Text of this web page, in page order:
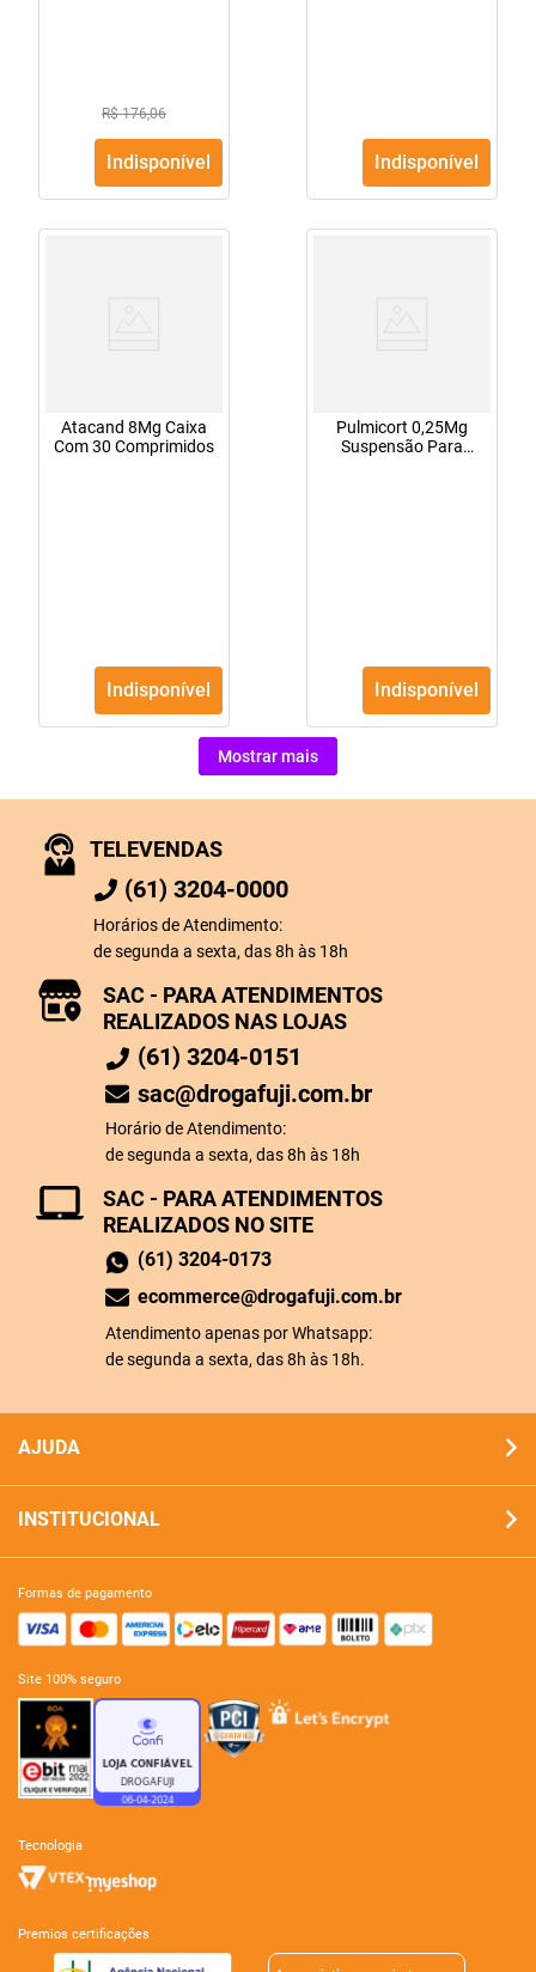
R$ 176,06
Indisponível Indisponível
Atacand 8Mg Caixa
Com 30 Comprimidos
Indisponível
Pulmicort 0,25Mg
Suspensão Para
Indisponível
Mostrar mais
TELEVENDAS
(61) 3204-0000
Horários de Atendimento:
de segunda a sexta, das 8h às 18h
SAC - PARA ATENDIMENTOS
REALIZADOS NO SITE
(61) 3204-0173
ecommerce@drogafuji.com.br
Atendimento apenas por Whatsapp:
de segunda a sexta, das 8h às 18h.
SAC - PARA ATENDIMENTOS
REALIZADOS NAS LOJAS
(61) 3204-0151
sac@drogafuji.com.br
Horário de Atendimento:
de segunda a sexta, das 8h às 18h
AJUDA
INSTITUCIONAL
formas de pagamento
site 100% seguro
tecnologia
premios certificações